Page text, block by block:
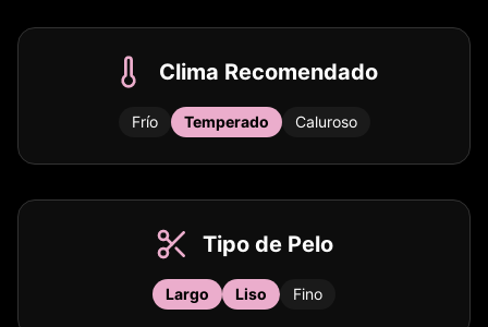
Clima Recomendado
Frío Temperado Caluroso
Tipo de Pelo
Largo Liso Fino